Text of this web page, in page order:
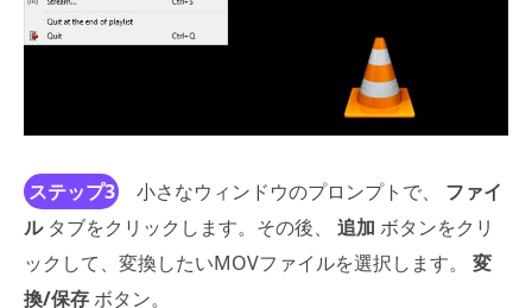
ステップ3 小さなウィンドウのプロンプトで、 ファイ
ルタブをクリックします。その後、 追加 ボタンをクリ
ックして、変換したいMOVファイルを選択します。 変
換/保存ボタン。